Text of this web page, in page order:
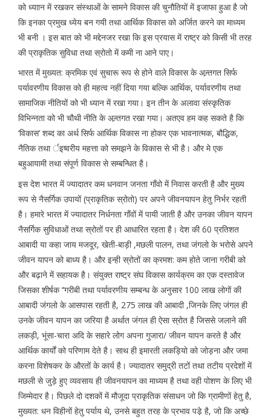
को ध्याान में रखकर संस्थाओं के सामने विकास की चुनौतियों में इजाफा हुआ है जो
कि इनका प्रमुख ध्येय बन गयी तथा आर्थिक विकास को अर्जित करने का माध्यम
भी बनी । इस बात को भी मद्देनजर रखा कि इस प्रयास में राष्ट्र को किसी भी तरह
की प्राकृतिक सुविधा तथा स्रोतो में कमी ना आने पाए।
भारत में मुख्यत: क्रमिक एवं सुचारू रूप से होने वाले विकास के अन्र्तगत सिर्फ
पर्यावरणीय विकास को ही महत्व नहीं दिया गया बल्कि आर्थिक, पर्यावरणीय तथा
सामाजिक नीतियों को भी ध्यान में रखा गया। इन तीन के अलावा संस्कृतिक
विभिन्नता को भी चौथी नीति के अन्र्तगत रखा गया। अतएव हम कह सकते है कि
‘विकास’ शब्द का अर्थ सिर्फ आर्थिक विकास ना होकर एक भावनात्मक, बौद्धिक,
नैतिक तथा र्इष्वरीय महत्ता को समझने के विकास से भी है। और मे एक
बहुआयामी तथा संपूर्ण विकास से सम्बन्धित है।
इस देश भारत में ज्यादातर कम धनवान जनता गाँवो में निवास करती है और मुख्य
रूप से नैसर्गिक उपायों (प्राकृतिक स्रोतो) पर अपने जीवनयापन हेतु निर्भर रहती
है। हमारे भारत में ज्यादातर निर्धनता गाँवों में पायी जाती है और उनका जीवन यापन
नैसर्गिक सुविधाओं तथा स्रोतों पर ही आधारित रहता है। देश की 60 प्रतिशत
आबादी या कहा जाय मजदूर, खेती-बाड़ी ,मछली पालन, तथा जंगलो के भरोसे अपने
जीवन यापन को बाध्य है। और इन्ही स्रोतों का क्रमश: कम होते जाना गरीबी को
और बढ़ाने में सहायक है। संयुक्त राष्ट्र संघ विकास कार्यक्रम का एक दस्तावेज
जिसका शीर्षक ‘‘गरीबी तथा पर्यावरणीय सम्बन्ध के अनुसार 100 लाख लोगों की
आबादी जंगलो के आसपास रहती है, 275 लाख की आबादी ,जिनके लिए जंगल ही
उनके जीवन यापन का जरिया है अर्थात जंगल ही ऐसा स्रोत है जिससे जलाने की
लकड़ी, भूंसा-चारा अदि के सहारे लोग अपना गुजारा/ जीवन यापन करते है और
आर्थिक कार्यों को परिणाम देते है। साथ ही इमारती लकड़ियो को जोड़ना और जमा
करना विशेषकर के औरतों के कार्य है। ज्यादातर समुद्री तटों तथा तटीय प्रदेशों में
मछली से जुड़े हुए व्यवसाय ही जीवनयापन का माध्यम है तथा वही पोशण के लिए भी
जिम्मेदार है। पिछले दो दशकों में मौजूदा प्राकृतिक संसाधन जो कि ग्रामीणों हेतु है,
मुख्यत: धन विहीनों हेतु पर्याय थे, उनसे बहुत तरह के प्रभाव पडे़ है, जो कि अच्छे